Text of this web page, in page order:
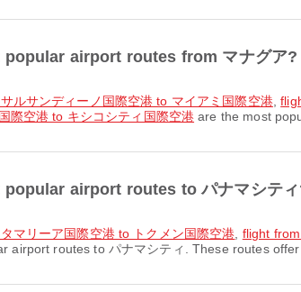
airport routes from マナグア?
ルサンディーノ国際空港 to マイアミ国際空港,
際空港 to キシコシティ国際空港 are the most
airport routes to パナマシテ
マリーア国際空港 to トクメン国際空港 flight
airport routes to パナマシティ. These routes